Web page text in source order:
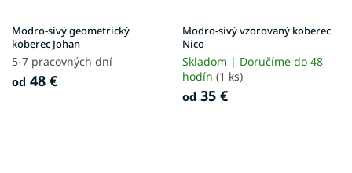
Modro-sivý geometrický
koberec Johan
5-7 pracovných dní
od 48 €
Modro-sivý vzorovaný koberec
Nico
Skladom | Doručíme do 48
hodín (1 ks)
od 35 €